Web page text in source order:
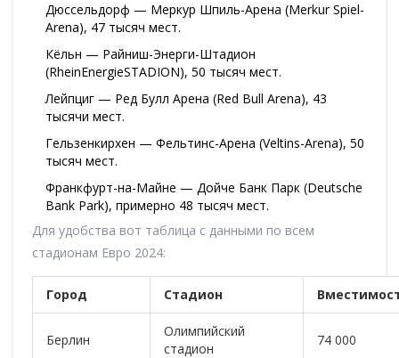
Дюссельдорф — Меркур Шпиль-Арена (Merkur Spiel-
Arena), 47 тысяч мест.
Кёльн — Райниш-Энерги-Штадион
(RheinEnergieSTADION), 50 тысяч мест.
Лейпциг — Ред Булл Арена (Red Bull Arena), 43
тысячи мест.
Гельзенкирхен — Фельтинс-Арена (Veltins-Arena), 50
тысяч мест.
Франкфурт-на-Майне — Дойче Банк Парк (Deutsche
Bank Park), примерно 48 тысяч мест.
Для удобства вот таблица с данными по всем
стадионам Евро 2024:
Город Стадион
Берлин
Олимпийский
стадион
74 000